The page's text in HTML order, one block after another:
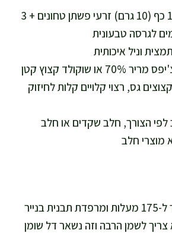
1 ביצה גדולה או 1 כף (10 גרם) זרעי פשתן טחונים + 3
גס, רצוי קלויים קלות לחיזוק
חלב לפי הצורך, חלב שקדים או חלב
מוצרי חלב
אני מחממת תנור ל-175 מעלות ומרפדת תבנית בנייר
צריך לשמן הרבה וזה נשאר דל שומן